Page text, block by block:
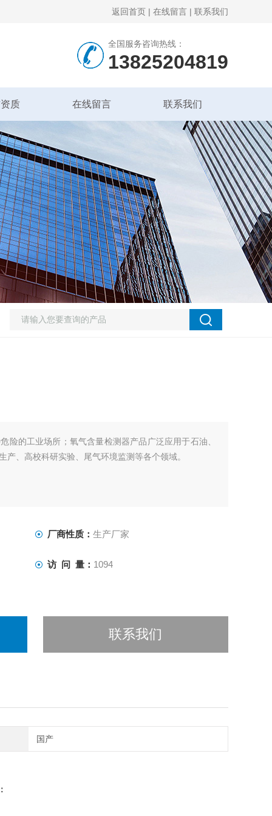
返回首页 | 在线留言 | 联系我们
全国服务咨询热线：
13825204819
质 在线留言 联系我们
险的工业场所；氧气含量检测器产品广泛应用于石油、
、高校科研实验、尾气环境监测等各个领域。
厂商性质： 生产厂家
访 问 量： 1094
联系我们
国产